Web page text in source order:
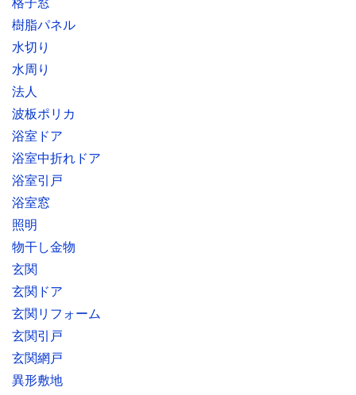
格子窓
樹脂パネル
水切り
水周り
法人
波板ポリカ
浴室ドア
浴室中折れドア
浴室引戸
浴室窓
照明
物干し金物
玄関
玄関ドア
玄関リフォーム
玄関引戸
玄関網戸
異形敷地